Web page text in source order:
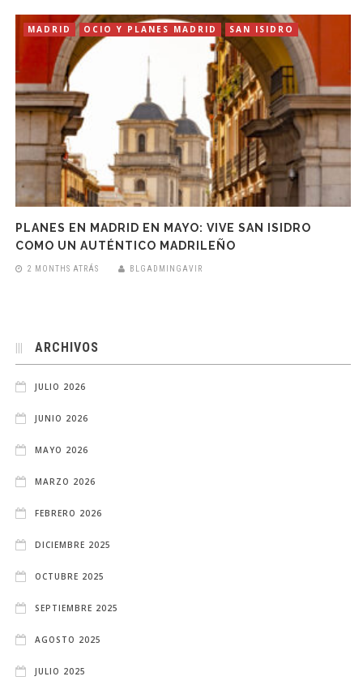
MADRID OCIO Y PLANES MADRID SAN ISIDRO
PLANES EN MADRID EN MAYO: VIVE SAN ISIDRO
COMO UN AUTÉNTICO MADRILEÑO
2 MONTHS ATRÁS BLGADMINGAVIR
ARCHIVOS
JULIO 2026
JUNIO 2026
MAYO 2026
MARZO 2026
FEBRERO 2026
DICIEMBRE 2025
OCTUBRE 2025
SEPTIEMBRE 2025
AGOSTO 2025
JULIO 2025